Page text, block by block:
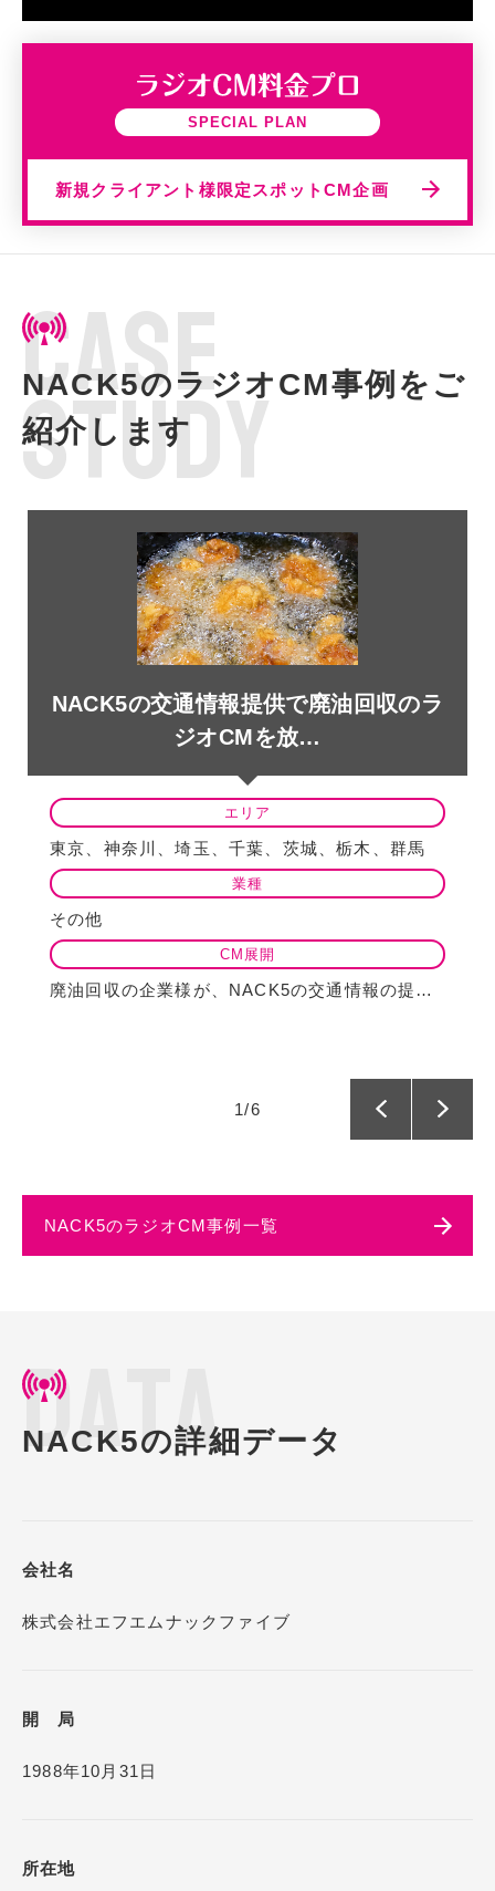
SPECIAL PLAN
新規クライアント様限定スポットCM企画
CASE
STUDY
NACK5のラジオCM事例をご
紹介します
NACK5の交通情報提供で廃油回収のラ
ジオCMを放…
エリア
東京、神奈川、埼玉、千葉、茨城、栃木、群馬
業種
その他
CM展開
廃油回収の企業様が、NACK5の交通情報の提供スポンサーとなりラジオCMを放…
1/6
NACK5のラジオCM事例一覧
DATA
NACK5の詳細データ
会社名
株式会社エフエムナックファイブ
開 局
1988年10月31日
所在地